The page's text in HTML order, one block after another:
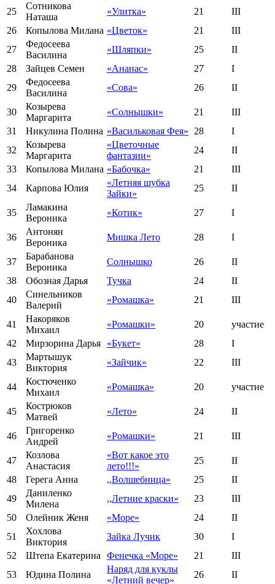
25
Сотникова
Наташа
«Улитка» 21
III
26
Копылова Милана «Цветок» 21
III
27
Федосеева
Василина
«Шляпки» 25
II
28
Зайцев Семен «Ананас» 27
I
29
Федосеева
Василина
«Сова» 26 II
30
Козырева
Маргарита
«Солнышки» 21
III
31
Никулина Полина «Васильковая Фея» 28
I
32
Козырева
Маргарита
«Цветочные
фантазии»
24
II
33
Копылова Милана «Бабочка» 21
III
34
Карпова Юлия
«Летняя шубка
Зайки»
25 II
35
Ламакина
Вероника
«Котик» 27 I
36
Антонян
Вероника
Мишка Лето 28 I
37
Барабанова
Вероника
Солнышко 26
II
38
Обозная Дарья Тучка 24
II
40
Синельников
Валерий
«Ромашка» 21 III
41
Накоряков
Михаил
«Ромашки» 20
участие
42
Мирзорина Дарья «Букет» 28
I
43
Мартышук
Виктория
«Зайчик» 22 III
44
Костюченко
Михаил
«Ромашка» 20 участие
45
Кострюков
Матвей
«Лето» 24 II
46
Григоренко
Андрей
«Ромашки» 21 III
47
Козлова
Анастасия
«Вот какое это
лето!!!»
25
II
48
Герега Анна ,,Волшебница» 25
II
49
Даниленко
Милена
,,Летние краски» 23
III
50
Олейник Женя «Море» 24
II
51
Хохлова
Виктория
Зайка Лучик 30
I
52
Штепа Екатерина Фенечка «Море» 21
III
53
Юдина Полина
Наряд для куклы
«Летний вечер»
26 II